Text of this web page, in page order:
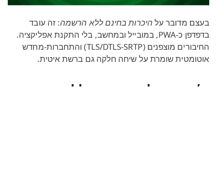
בעצם מדובר על היכרות בחינם ללא הרשמה: זה עובד
בדפדפן כ‑PWA, במובייל ובמחשב, בלי התקנת אפליקציה.
החיבורים מוצפנים (TLS/DTLS‑SRTP) והתחברות‑מחדש
אוטומטית שומרת על שיחה חלקה גם ברשת איטית.
צ׳אט אונליין בחינם וללא הרשמה